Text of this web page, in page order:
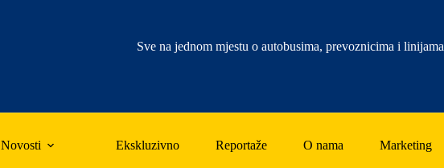
Sve na jednom mjestu o autobusima, prevoznicima i linijama
Novosti Ekskluzivno Reportaže O nama Marketing